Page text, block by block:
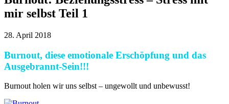
mir selbst Teil 1
28. April 2018
Burnout, diese emotionale Erschöpfung und das
Ausgebrannt-Sein!!!
Burnout holen wir uns selbst – ungewollt und unbewusst!